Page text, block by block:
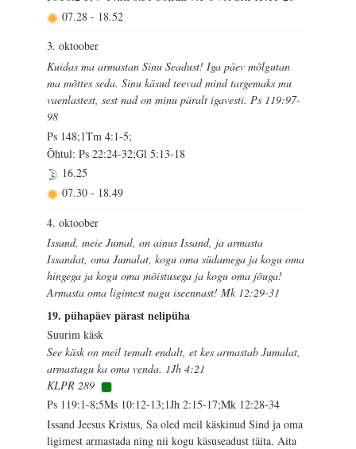
07.28 - 18.52
3. oktoober
Kuidas ma armastan Sinu Seadust! Iga päev mõlgutan
ma mõttes seda. Sinu käsud teevad mind targemaks mu
vaenlastest, sest nad on minu päralt igavesti. Ps 119:97-
98
Ps 148;1Tm 4:1-5;
Õhtul: Ps 22:24-32;Gl 5:13-18
16.25
07.30 - 18.49
4. oktoober
Issand, meie Jumal, on ainus Issand, ja armasta
Issandat, oma Jumalat, kogu oma südamega ja kogu oma
hingega ja kogu oma mõistusega ja kogu oma jõuga!
Armasta oma ligimest nagu iseennast! Mk 12:29-31
19. pühapäev pärast nelipüha
Suurim käsk
See käsk on meil temalt endalt, et kes armastab Jumalat,
armastagu ka oma venda. 1Jh 4:21
KLPR 289
Ps 119:1-8;5Ms 10:12-13;1Jh 2:15-17;Mk 12:28-34
Issand Jeesus Kristus, Sa oled meil käskinud Sind ja oma
ligimest armastada ning nii kogu käsuseadust täita. Aita